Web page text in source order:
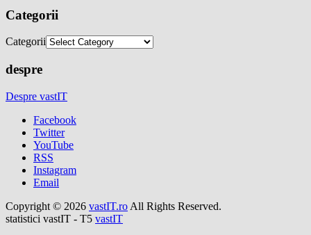
Categorii
Categorii
despre
Despre vastIT
Facebook
Twitter
YouTube
RSS
Instagram
Email
Copyright © 2026 vastIT.ro All Rights Reserved.
statistici vastIT - T5 vastIT